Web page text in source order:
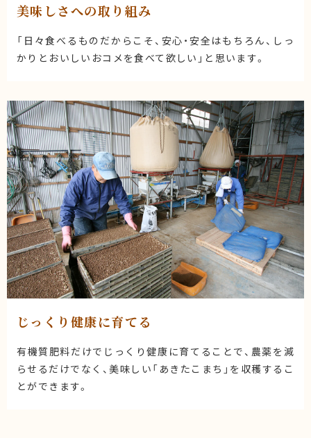
美味しさへの取り組み
「日々食べるものだからこそ、安心・安全はもちろん、しっ
かりとおいしいおコメを食べて欲しい」と思います。
じっくり健康に育てる
有機質肥料だけでじっくり健康に育てることで、農薬を減
らせるだけでなく、美味しい「あきたこまち」を収穫するこ
とができます。